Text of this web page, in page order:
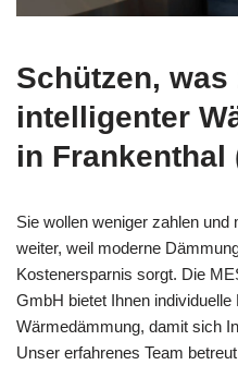
Schützen,
intelligenter
in Frankenthal
Sie wollen weniger zahlen
weiter, weil moderne
Kostenersparnis sorgt. Die
GmbH bietet Ihnen
Wärmedämmung, damit sich
Unser erfahrenes Team